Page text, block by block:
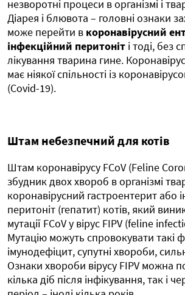
незворотні процеси в організмі і
Діарея і блювота – головні ознаки
може перейти в коронавірусний
інфекційний перитоніт і тоді, без
лікування тварина гине.
має ніякої спільності із
(Covid-19).
Штам небезпечний для котів
Штам коронавірусу FCoV (Feline
збудник двох хвороб в організмі
коронавірусний гастроентерит або
перитоніт (гепатит) котів, який
мутації FCoV у вірус FIPV (feline
Мутацію можуть спровокувати такі
імунодефіцит, супутні хвороби,
Ознаки хвороби вірусу FIPV можна
кілька діб після інфікування, так і